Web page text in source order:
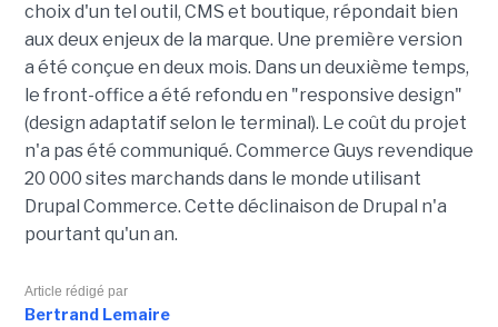
choix d'un tel outil, CMS et boutique, répondait bien
aux deux enjeux de la marque. Une première version
a été conçue en deux mois. Dans un deuxième temps,
le front-office a été refondu en "responsive design"
(design adaptatif selon le terminal). Le coût du projet
n'a pas été communiqué. Commerce Guys revendique
20 000 sites marchands dans le monde utilisant
Drupal Commerce. Cette déclinaison de Drupal n'a
pourtant qu'un an.
Article rédigé par
Bertrand Lemaire